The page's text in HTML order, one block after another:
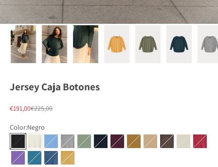
Jersey Caja Botones
Precio de oferta
€191,00Precio normal
€225,00
Color:Negro
NegroBlancoAzul ClaroGris MedioVerde Oliva
Azul Vino TabacoBeige Winter
MarrónPiedraFresa
MoradoAzul Verdoso
Azul MedioMostaza